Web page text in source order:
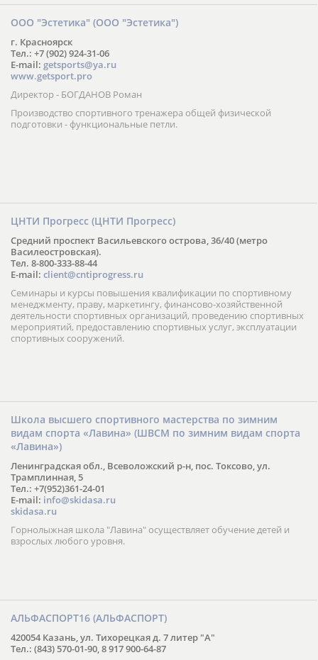
ООО "Эстетика" (ООО "Эстетика")
г. Красноярск
Тел.: +7 (902) 924-31-06
E-mail: getsports@ya.ru
www.getsport.pro
Директор - БОГДАНОВ Роман
Производство спортивного тренажера общей физической
подготовки - функциональные петли.
ЦНТИ Прогресс (ЦНТИ Прогресс)
Средний проспект Васильевского острова, 36/40 (метро
Василеостровская).
Тел. 8-800-333-88-44
E-mail: client@cntiprogress.ru
Семинары и курсы повышения квалификации по спортивному
менеджменту, праву, маркетингу, финансово-хозяйственной
деятельности спортивных организаций, проведению спортивных
мероприятий, предоставлению спортивных услуг, эксплуатации
спортивных сооружений.
Школа высшего спортивного мастерства по зимним
видам спорта «Лавина» (ШВСМ по зимним видам спорта
«Лавина»)
Ленинградская обл., Всеволожский р-н, пос. Токсово, ул.
Трамплинная, 5
Тел.: +7(952)361-24-01
E-mail: info@skidasa.ru
skidasa.ru
Горнолыжная школа "Лавина" осуществляет обучение детей и
взрослых любого уровня.
АЛЬФАСПОРТ16 (АЛЬФАСПОРТ)
420054 Казань, ул. Тихорецкая д. 7 литер "А"
Тел.: (843) 570-01-90, 8 917 900-64-87